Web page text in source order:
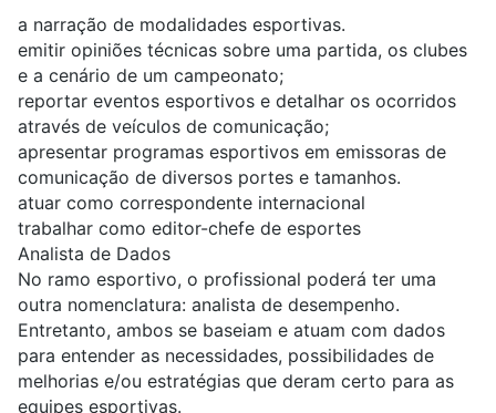
a narração de modalidades esportivas.
emitir opiniões técnicas sobre uma partida, os clubes
e a cenário de um campeonato;
reportar eventos esportivos e detalhar os ocorridos
através de veículos de comunicação;
apresentar programas esportivos em emissoras de
comunicação de diversos portes e tamanhos.
atuar como correspondente internacional
trabalhar como editor-chefe de esportes
Analista de Dados
No ramo esportivo, o profissional poderá ter uma
outra nomenclatura: analista de desempenho.
Entretanto, ambos se baseiam e atuam com dados
para entender as necessidades, possibilidades de
melhorias e/ou estratégias que deram certo para as
equipes esportivas.